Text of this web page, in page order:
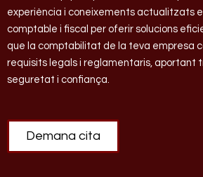
experiència i coneixements actualitzats
comptable i fiscal per oferir solucions
que la comptabilitat de la teva empresa
requisits legals i reglamentaris, aportant
seguretat i confiança.
Demana cita